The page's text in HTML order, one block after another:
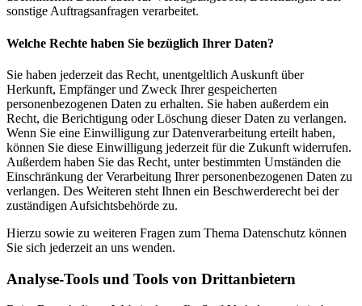
sonstige Auftragsanfragen verarbeitet.
Welche Rechte haben Sie bezüglich Ihrer Daten?
Sie haben jederzeit das Recht, unentgeltlich Auskunft über
Herkunft, Empfänger und Zweck Ihrer gespeicherten
personenbezogenen Daten zu erhalten. Sie haben außerdem ein
Recht, die Berichtigung oder Löschung dieser Daten zu verlangen.
Wenn Sie eine Einwilligung zur Datenverarbeitung erteilt haben,
können Sie diese Einwilligung jederzeit für die Zukunft widerrufen.
Außerdem haben Sie das Recht, unter bestimmten Umständen die
Einschränkung der Verarbeitung Ihrer personenbezogenen Daten zu
verlangen. Des Weiteren steht Ihnen ein Beschwerderecht bei der
zuständigen Aufsichtsbehörde zu.
Hierzu sowie zu weiteren Fragen zum Thema Datenschutz können
Sie sich jederzeit an uns wenden.
Analyse-Tools und Tools von Dritt­anbietern